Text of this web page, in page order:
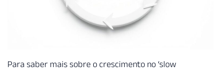
Para saber mais sobre o crescimento no ‘slow